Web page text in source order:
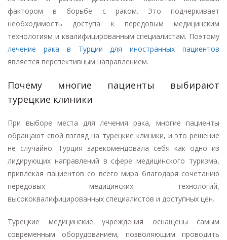
фактором в борьбе с раком. Это подчеркивает
необходимость доступа к передовым медицинским
технологиям и квалифицированным специалистам. Поэтому
лечение рака в Турции для иностранных пациентов
является перспективным направлением.
Почему многие пациенты выбирают
турецкие клиники
При выборе места для лечения рака, многие пациенты
обращают свой взгляд на турецкие клиники, и это решение
не случайно. Турция зарекомендовала себя как одно из
лидирующих направлений в сфере медицинского туризма,
привлекая пациентов со всего мира благодаря сочетанию
передовых медицинских технологий,
высококвалифицированных специалистов и доступных цен.
Турецкие медицинские учреждения оснащены самым
современным оборудованием, позволяющим проводить